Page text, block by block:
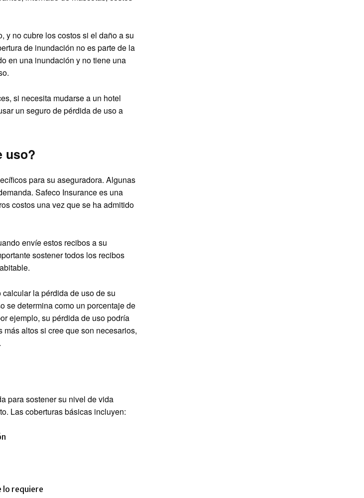
y no cubre los costos si el daño a su
de inundación no es parte de la
en una inundación y no tiene una
si necesita mudarse a un hotel
un seguro de pérdida de uso a
uso?
para su aseguradora. Algunas
Safeco Insurance es una
costos una vez que se ha admitido
envíe estos recibos a su
sostener todos los recibos
la pérdida de uso de su
se determina como un porcentaje de
ejemplo, su pérdida de uso podría
altos si cree que son necesarios,
para sostener su nivel de vida
Las coberturas básicas incluyen:
lo requiere